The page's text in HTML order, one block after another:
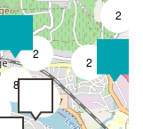
2
2
2
8